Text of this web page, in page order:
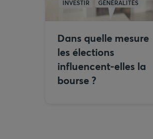
INVESTIR GÉNÉRALITÉS
Dans quelle mesure
les élections
influencent-elles la
bourse ?